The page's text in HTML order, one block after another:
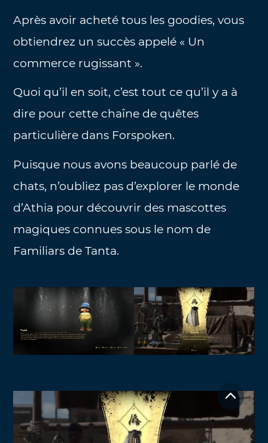
Après avoir acheté tous les goodies, vous
obtiendrez un succès appelé « Un
commerce rugissant ».
Quoi qu’il en soit, c’est tout ce qu’il y a à
dire pour cette chaîne de quêtes
particulière dans Forspoken.
Puisque nous avons beaucoup parlé de
chats, n’oubliez pas d’explorer le monde
d’Athia pour découvrir des mascottes
magiques connues sous le nom de
Familiars de Tanta.